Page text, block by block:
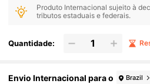
Produto Internacional sujeito à
tributos estaduais e federais.
Quantidade:
Envio Internacional para o Brazil